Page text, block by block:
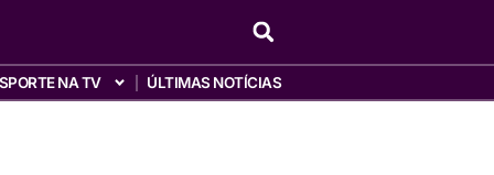
NA TV ÚLTIMAS NOTÍCIAS